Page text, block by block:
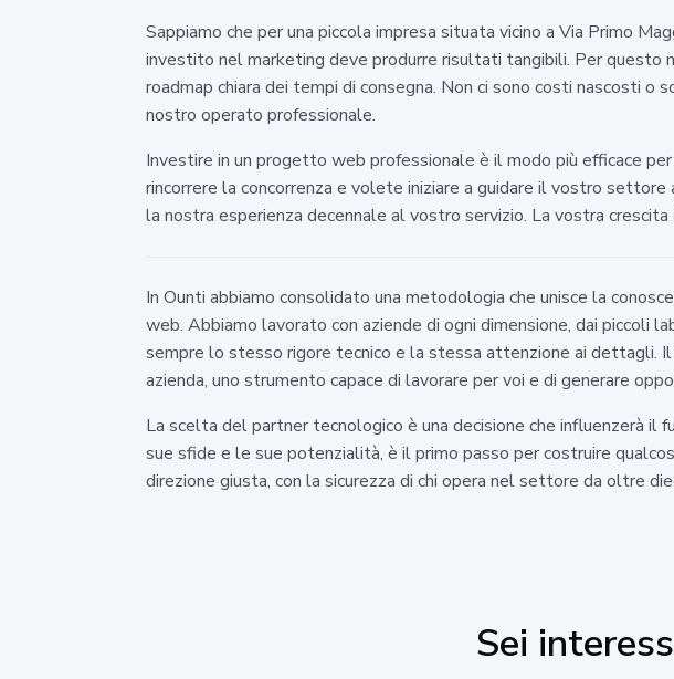
Sappiamo che per una piccola impresa situata vicino a Via Primo
investito nel marketing deve produrre risultati tangibili. Per questo
roadmap chiara dei tempi di consegna. Non ci sono costi nascosti
nostro operato professionale.
Investire in un progetto web professionale è il modo più efficace
rincorrere la concorrenza e volete iniziare a guidare il vostro
la nostra esperienza decennale al vostro servizio. La vostra
In Ounti abbiamo consolidato una metodologia che unisce la
web. Abbiamo lavorato con aziende di ogni dimensione, dai piccoli
sempre lo stesso rigore tecnico e la stessa attenzione ai
azienda, uno strumento capace di lavorare per voi e di generare
La scelta del partner tecnologico è una decisione che influenzerà
sue sfide e le sue potenzialità, è il primo passo per costruire
direzione giusta, con la sicurezza di chi opera nel settore da oltre
Sei